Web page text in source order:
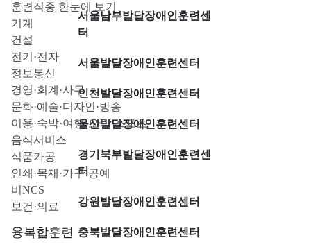
서울남부발달장애인훈련센
터
서울발달장애인훈련센터
인천발달장애인훈련센터
울산발달장애인훈련센터
경기북부발달장애인훈련센
터
강원발달장애인훈련센터
충북발달장애인훈련센터
훈련직종 한눈에 보기
기계
건설
전기·전자
정보통신
경영·회계·사무
문화·예술·디자인·방송
이용·숙박·여행·오락·스포츠
음식서비스
식품가공
인쇄·목재·가구·공예
비NCS
보건·의료
융복합훈련